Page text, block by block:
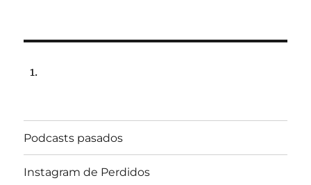
Radio
de
Podcasts pasados
Instagram de Perdidos